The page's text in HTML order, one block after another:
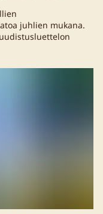
juhlien mukana.